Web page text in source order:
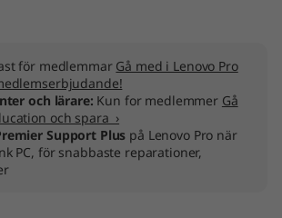
för medlemmar Gå med i Lenovo Pro
och lärare: Kun for medlemmer Gå
och spara ›
Support Plus på Lenovo Pro när
PC, för snabbaste reparationer,